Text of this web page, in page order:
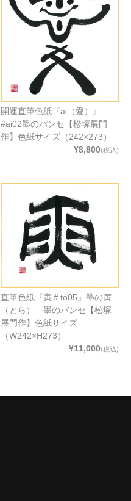
開運直筆色紙『ai（愛）』
#ai02墨のパンセ【松塚展門
作】色紙サイズ（242×273）
¥8,800(税込)
直筆色紙『寅＃to05』墨の寅
（とら） 墨のパンセ【松塚
展門作】色紙サイズ
（W242×H273）
¥11,000(税込)